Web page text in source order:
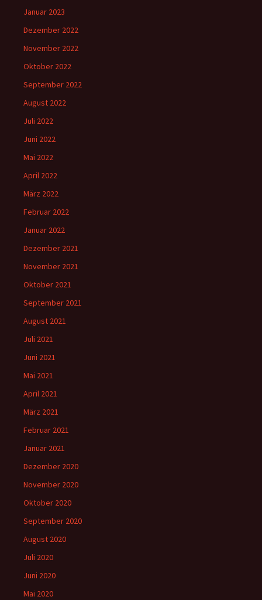
Januar 2023
Dezember 2022
November 2022
Oktober 2022
September 2022
August 2022
Juli 2022
Juni 2022
Mai 2022
April 2022
März 2022
Februar 2022
Januar 2022
Dezember 2021
November 2021
Oktober 2021
September 2021
August 2021
Juli 2021
Juni 2021
Mai 2021
April 2021
März 2021
Februar 2021
Januar 2021
Dezember 2020
November 2020
Oktober 2020
September 2020
August 2020
Juli 2020
Juni 2020
Mai 2020